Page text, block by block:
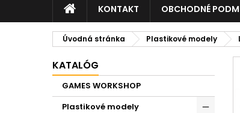
KONTAKT OBCHODNÉ
Úvodná stránka Plastikové modely
KATALÓG
GAMES WORKSHOP
Plastikové modely